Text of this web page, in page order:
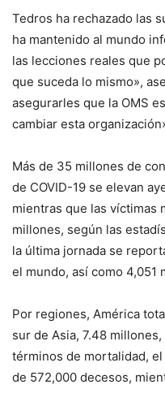
Tedros ha rechazado las
ha mantenido al mundo
las lecciones reales que
que suceda lo mismo»,
asegurarles que la OMS
cambiar esta
Más de 35 millones de
de COVID-19 se elevan
mientras que las víctimas
millones, según las
la última jornada se
el mundo, así como 4,051
Por regiones, América
sur de Asia, 7.48
términos de mortalidad,
de 572,000 decesos,